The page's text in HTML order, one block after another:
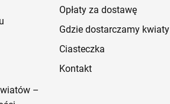
–
Opłaty za dostawę
Gdzie dostarczamy kwiaty
Ciasteczka
Kontakt